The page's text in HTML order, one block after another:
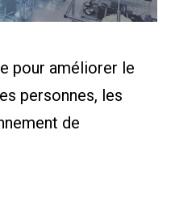
de
Nous
pour améliorer le
personnes, les
de